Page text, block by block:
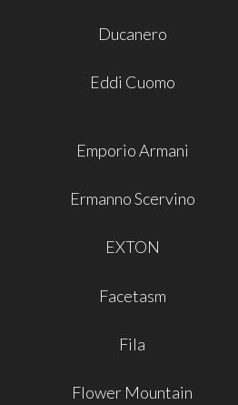
Ducanero
Eddi Cuomo
Emporio Armani
Ermanno Scervino
EXTON
Facetasm
Fila
Flower Mountain